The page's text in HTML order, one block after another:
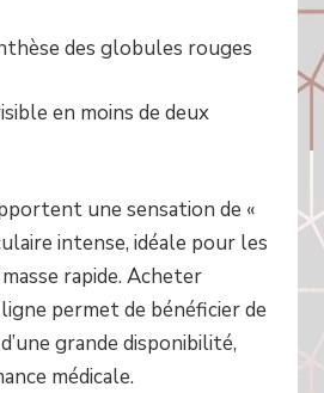
des globules rouges
en moins de deux
une sensation de «
intense, idéale pour les
rapide. Acheter
permet de bénéficier de
grande disponibilité,
médicale.